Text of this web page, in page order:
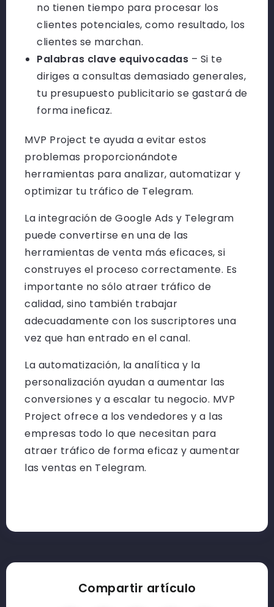
no tienen tiempo para procesar los
clientes potenciales, como resultado, los
clientes se marchan.
Palabras clave equivocadas – Si te
diriges a consultas demasiado generales,
tu presupuesto publicitario se gastará de
forma ineficaz.
MVP Project te ayuda a evitar estos
problemas proporcionándote
herramientas para analizar, automatizar y
optimizar tu tráfico de Telegram.
La integración de Google Ads y Telegram
puede convertirse en una de las
herramientas de venta más eficaces, si
construyes el proceso correctamente. Es
importante no sólo atraer tráfico de
calidad, sino también trabajar
adecuadamente con los suscriptores una
vez que han entrado en el canal.
La automatización, la analítica y la
personalización ayudan a aumentar las
conversiones y a escalar tu negocio. MVP
Project ofrece a los vendedores y a las
empresas todo lo que necesitan para
atraer tráfico de forma eficaz y aumentar
las ventas en Telegram.
Compartir artículo